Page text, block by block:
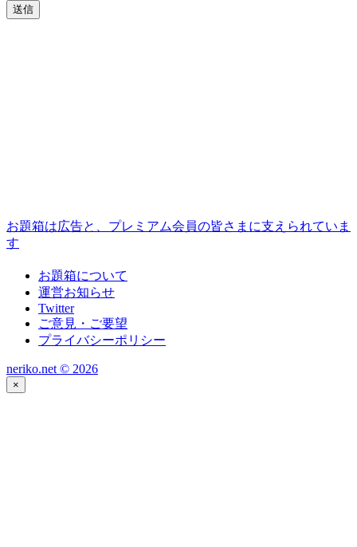
お題箱は広告と、プレミアム会員の皆さまに支えられていま
す
お題箱について
運営お知らせ
Twitter
ご意見・ご要望
プライバシーポリシー
neriko.net © 2026
×